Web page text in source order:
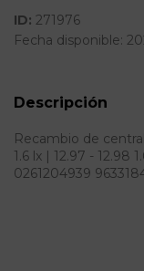
ID: 271976
Fecha disponible:
Descripción
Recambio de
1.6 lx | 12.97 - 12.98
0261204939